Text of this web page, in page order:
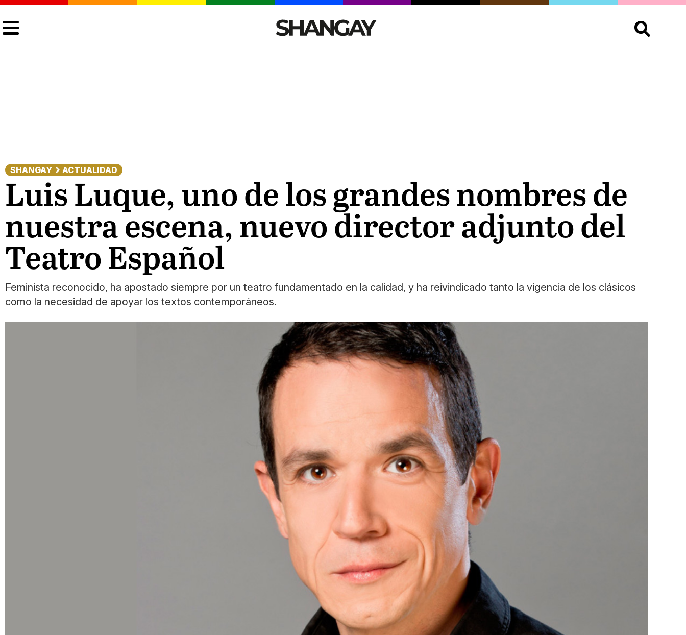
Buscar:
SHANGAY ACTUALIDAD
Luis Luque, uno de los grandes nombres de
nuestra escena, nuevo director adjunto del
Teatro Español
Feminista reconocido, ha apostado siempre por un teatro fundamentado en la calidad, y ha reivindicado tanto la vigencia de los clásicos
como la necesidad de apoyar los textos contemporáneos.